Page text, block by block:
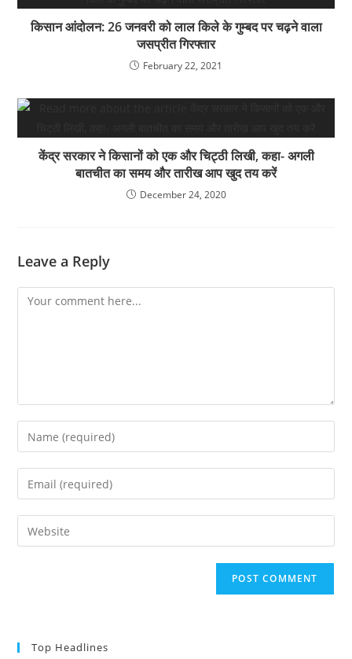
किसान आंदोलन: 26 जनवरी को लाल किले के गुम्बद पर चढ़ने वाला
जसप्रीत गिरफ्तार
February 22, 2021
केंद्र सरकार ने किसानों को एक और चिट्ठी लिखी, कहा- अगली
बातचीत का समय और तारीख आप खुद तय करें
December 24, 2020
Leave a Reply
Top Headlines